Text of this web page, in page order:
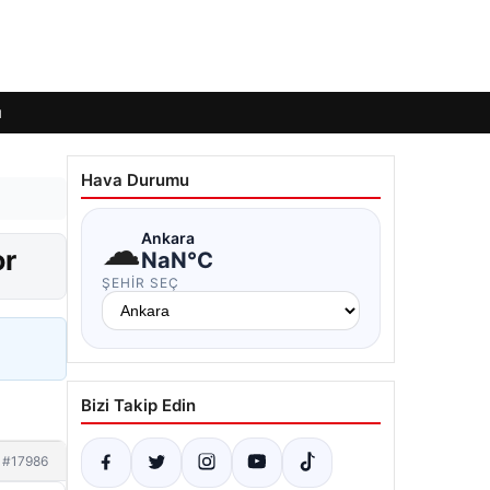
#17986
Hava Durumu
☁Ankara
NaN°C
ŞEHIR SEÇ
Bizi Takip Edin